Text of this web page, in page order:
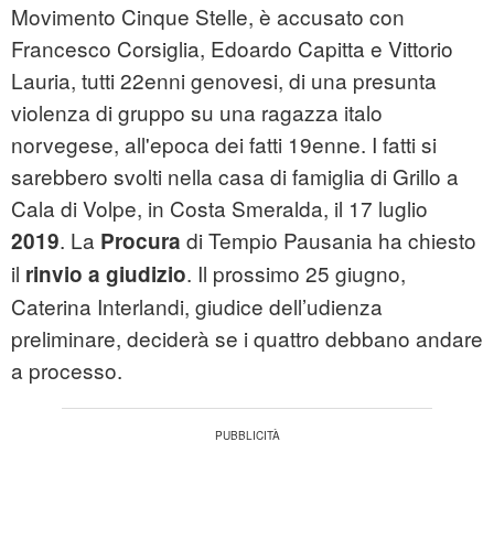
Movimento Cinque Stelle, è accusato con
Francesco Corsiglia, Edoardo Capitta e Vittorio
Lauria, tutti 22enni genovesi, di una presunta
violenza di gruppo su una ragazza italo
norvegese, all'epoca dei fatti 19enne. I fatti si
sarebbero svolti nella casa di famiglia di Grillo a
Cala di Volpe, in Costa Smeralda, il 17 luglio
2019. La Procura di Tempio Pausania ha chiesto
il rinvio a giudizio. Il prossimo 25 giugno,
Caterina Interlandi, giudice dell’udienza
preliminare, deciderà se i quattro debbano andare
a processo.